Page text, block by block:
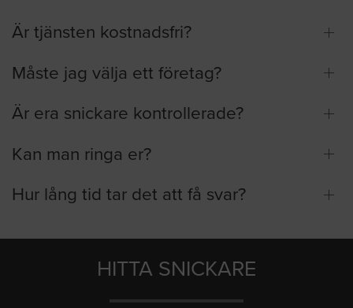
Är tjänsten kostnadsfri?
Måste jag välja ett företag?
Är era snickare kontrollerade?
Kan man ringa er?
Hur lång tid tar det att få svar?
HITTA SNICKARE